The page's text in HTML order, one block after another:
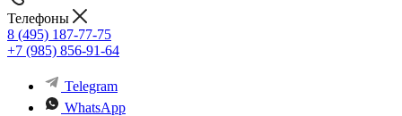
Телефоны
8 (495) 187-77-75
+7 (985) 856-91-64
Telegram
WhatsApp